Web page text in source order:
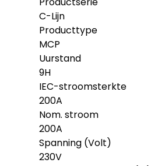
C-Lijn
Producttype
MCP
Uurstand
9H
IEC-stroomsterkte
200A
Nom. stroom
200A
Spanning (Volt)
230V